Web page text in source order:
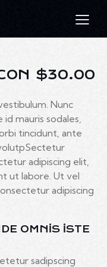
$30.00
Nunc
id mauris sodales,
tincidunt, ante
adipiscing elit,
ut labore. Ut vel
adipiscing
OMNIS ISTE
sadipscing